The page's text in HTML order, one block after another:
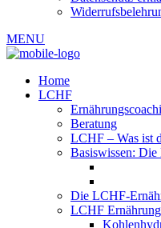
MENU
Home
LCHF
Beratung
LCHF – Was ist
Basiswissen:
Die LCHF-
LCHF Ernährung